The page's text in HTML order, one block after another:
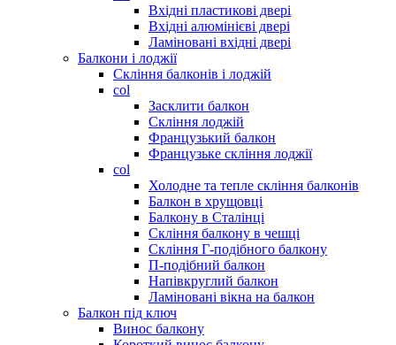
Вхідні пластикові двері
Вхідні алюмінієві двері
Ламіновані вхідні двері
Балкони і лоджії
Скління балконів і лоджій
col
Засклити балкон
Скління лоджій
Французький балкон
Французьке скління лоджії
col
Холодне та тепле скління балконів
Балкон в хрущовці
Балкону в Сталінці
Скління балкону в чешці
Скління Г-подібного балкону
П-подібний балкон
Напівкруглий балкон
Ламіновані вікна на балкон
Балкон під ключ
Винос балкону